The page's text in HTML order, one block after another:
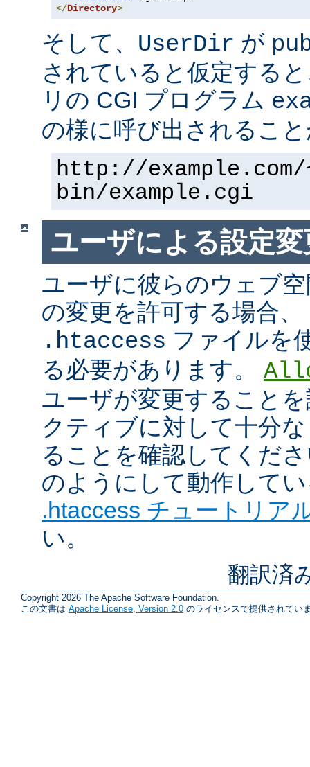
</Directory>
そして、 UserDir が
されていると仮定する
リの CGI プログラム
の様に呼び出されるこ
http://
bin/example.cgi
ユーザによる設定
ユーザに彼らのウェブ
の変更を許可する場合
.htaccess ファイルを
る必要があります。
ユーザが変更すること
クティブに対して十分
ることを確認してくだ
のようにして動作して
.htaccess チュートリア
い。
翻訳済
Copyright 2026 The Apache Software Foundation.
この文書は Apache License, Version 2.0 のライセンスで提供されてい